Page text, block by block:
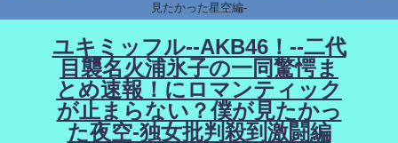
見たかった星空編-
ユキミッフル--AKB46！--二代
目襲名火浦氷子の一同驚愕ま
とめ速報！にロマンティック
が止まらない？僕が見たかっ
た夜空-独女批判殺到激闘編